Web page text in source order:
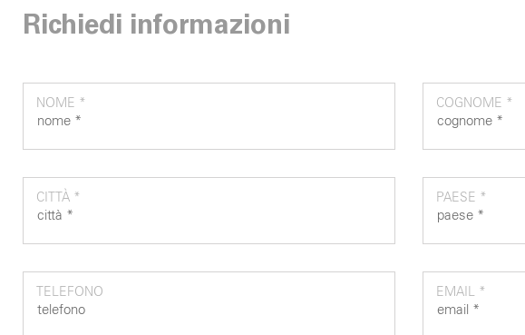
Richiedi informazioni
NOME * COGNOME *
CITTÀ * PAESE *
TELEFONO EMAIL *